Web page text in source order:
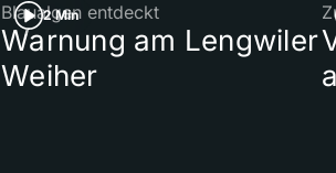
2 Min
Blaualgen entdeckt
Warnung am Lengwiler
Weiher